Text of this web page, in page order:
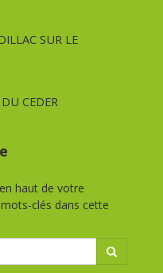
SUR LE
CEDER
haut de votre
clés dans cette